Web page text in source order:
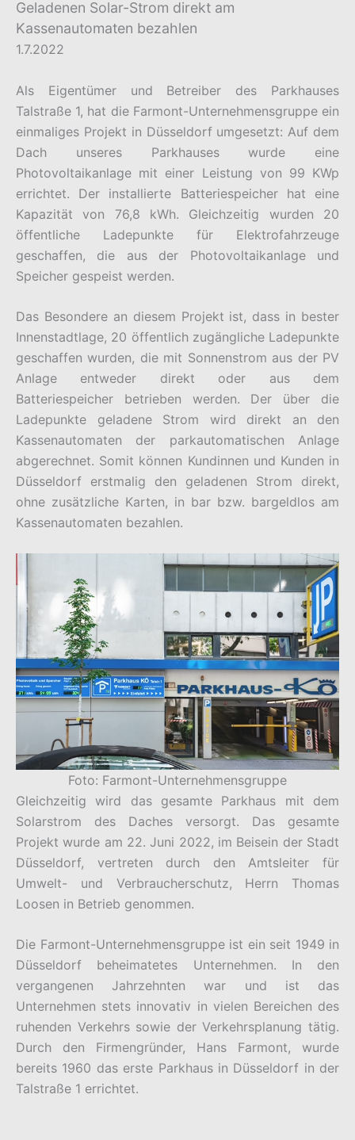
Geladenen Solar-Strom direkt am
Kassenautomaten bezahlen
1.7.2022
Als Eigentümer und Betreiber des Parkhauses
Talstraße 1, hat die Farmont-Unternehmensgruppe ein
einmaliges Projekt in Düsseldorf umgesetzt: Auf dem
Dach unseres Parkhauses wurde eine
Photovoltaikanlage mit einer Leistung von 99 KWp
errichtet. Der installierte Batteriespeicher hat eine
Kapazität von 76,8 kWh. Gleichzeitig wurden 20
öffentliche Ladepunkte für Elektrofahrzeuge
geschaffen, die aus der Photovoltaikanlage und
Speicher gespeist werden.
Das Besondere an diesem Projekt ist, dass in bester
Innenstadtlage, 20 öffentlich zugängliche Ladepunkte
geschaffen wurden, die mit Sonnenstrom aus der PV
Anlage entweder direkt oder aus dem
Batteriespeicher betrieben werden. Der über die
Ladepunkte geladene Strom wird direkt an den
Kassenautomaten der parkautomatischen Anlage
abgerechnet. Somit können Kundinnen und Kunden in
Düsseldorf erstmalig den geladenen Strom direkt,
ohne zusätzliche Karten, in bar bzw. bargeldlos am
Kassenautomaten bezahlen.
Foto: Farmont-Unternehmensgruppe
Gleichzeitig wird das gesamte Parkhaus mit dem
Solarstrom des Daches versorgt. Das gesamte
Projekt wurde am 22. Juni 2022, im Beisein der Stadt
Düsseldorf, vertreten durch den Amtsleiter für
Umwelt- und Verbraucherschutz, Herrn Thomas
Loosen in Betrieb genommen.
Die Farmont-Unternehmensgruppe ist ein seit 1949 in
Düsseldorf beheimatetes Unternehmen. In den
vergangenen Jahrzehnten war und ist das
Unternehmen stets innovativ in vielen Bereichen des
ruhenden Verkehrs sowie der Verkehrsplanung tätig.
Durch den Firmengründer, Hans Farmont, wurde
bereits 1960 das erste Parkhaus in Düsseldorf in der
Talstraße 1 errichtet.